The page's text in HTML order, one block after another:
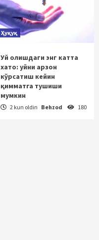
Ҳуқуқ
Уй олишдаги энг катта
хато: уйни арзон
кўрсатиш кейин
қимматга тушиши
мумкин
2 kun oldin Behzod 180